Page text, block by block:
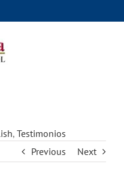
, Testimonios
Previous
Next